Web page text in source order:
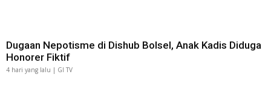
Dugaan Nepotisme di Dishub Bolsel, Anak Kadis Diduga
Honorer Fiktif
4 hari yang lalu | GI TV